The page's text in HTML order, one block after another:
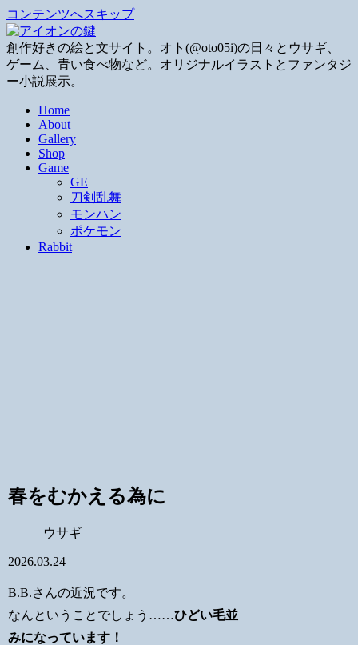
コンテンツへスキップ
創作好きの絵と文サイト。オト(@oto05i)の日々とウサギ、
ゲーム、青い食べ物など。オリジナルイラストとファンタジ
ー小説展示。
Home
About
Gallery
Shop
Game
GE
刀剣乱舞
モンハン
ポケモン
Rabbit
春をむかえる為に
ウサギ
2026.03.24
B.B.さんの近況です。
なんということでしょう……ひどい毛並
みになっています！